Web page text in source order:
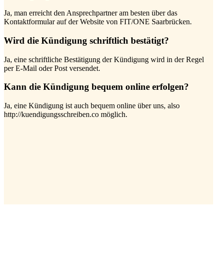
Ja, man erreicht den Ansprechpartner am besten über das
Kontaktformular auf der Website von FIT/ONE Saarbrücken.
Wird die Kündigung schriftlich bestätigt?
Ja, eine schriftliche Bestätigung der Kündigung wird in der Regel
per E-Mail oder Post versendet.
Kann die Kündigung bequem online erfolgen?
Ja, eine Kündigung ist auch bequem online über uns, also
http://kuendigungsschreiben.co möglich.